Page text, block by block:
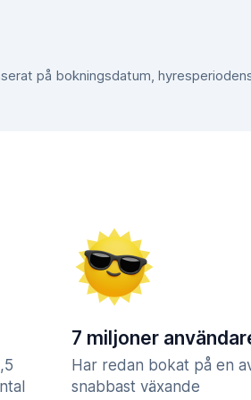
på bokningsdatum,
7 miljoner
Har redan bokat på en
snabbast växande